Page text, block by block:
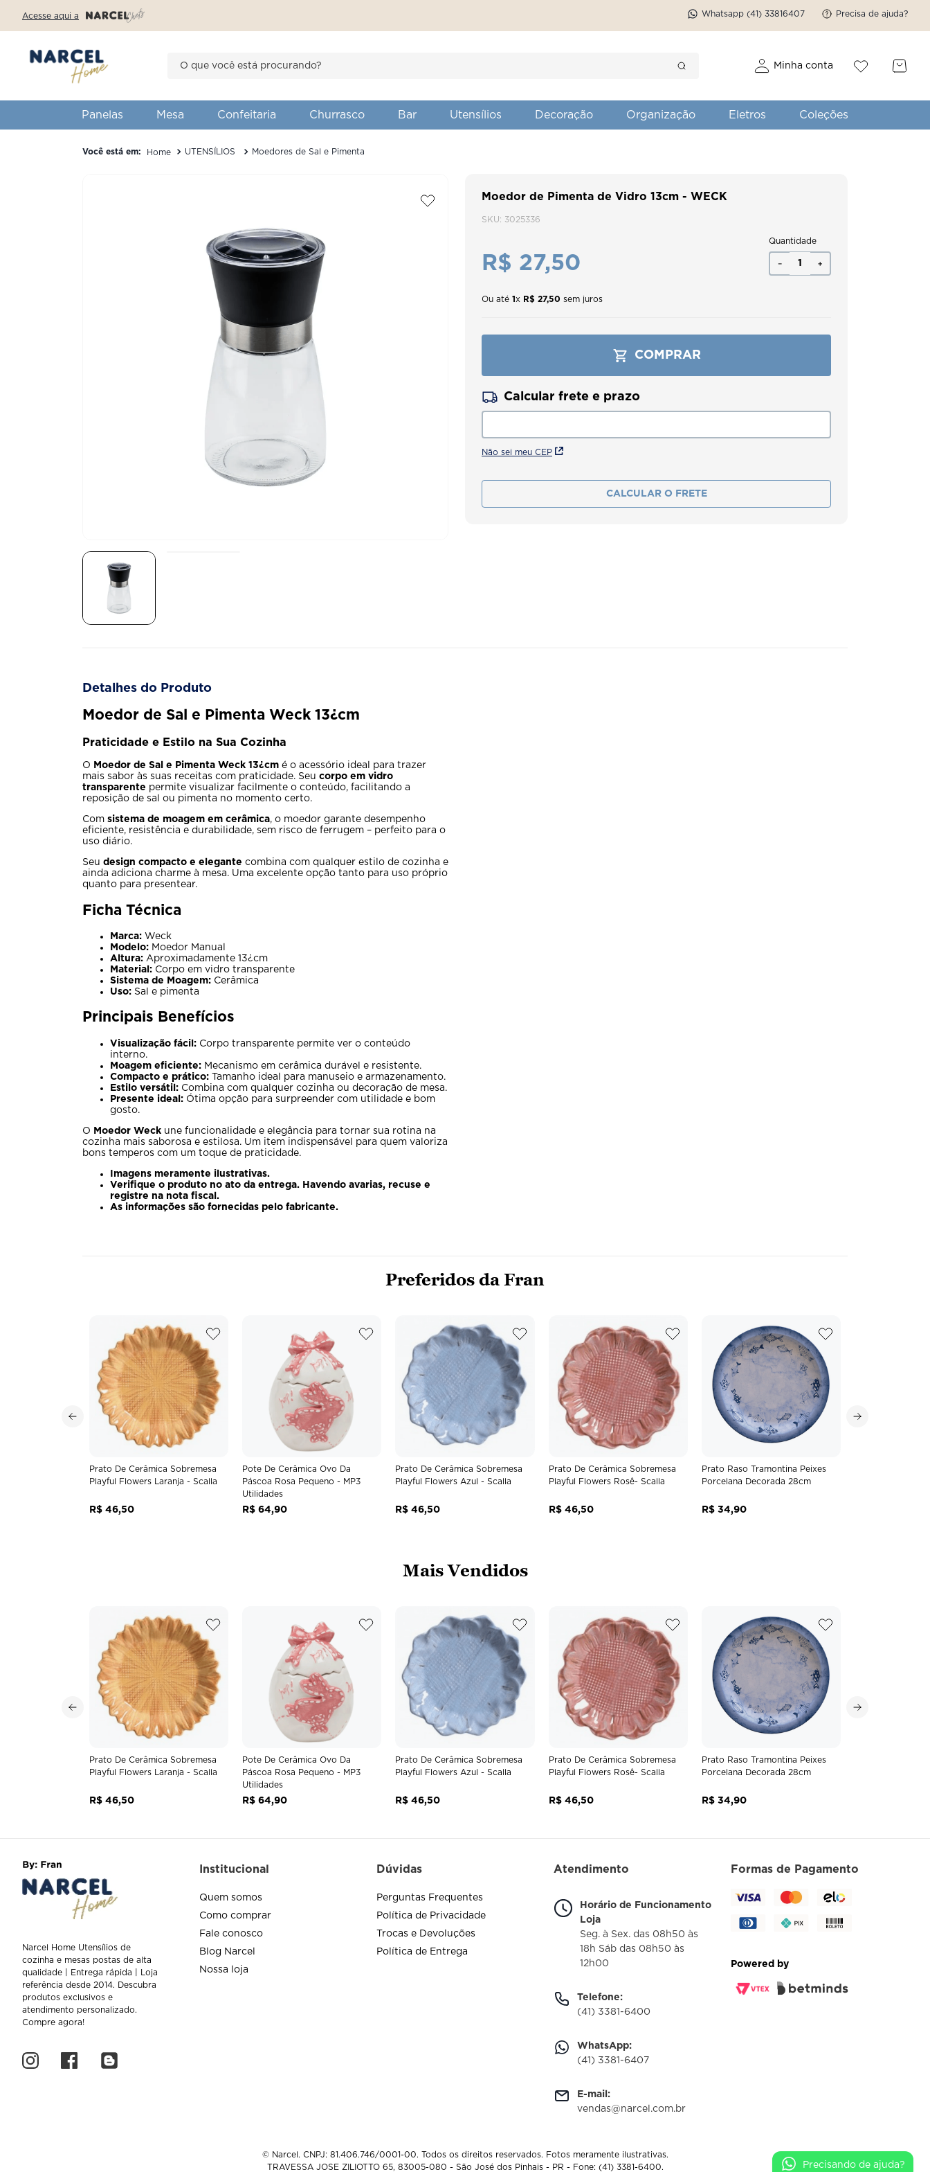
Acesse aqui a Whatsapp (41) 33816407 Precisa de ajuda?
Minha conta
Panelas Mesa Confeitaria Churrasco Bar Utensílios Decoração Organização Eletros Coleções
Precisando de ajuda?
UTENSÍLIOS Moedores de Sal e Pimenta
Moedor de Pimenta de Vidro 13cm - WECK
SKU: 3025336
R$ 27,50
Quantidade
＋
－
Ou até 1x R$ 27,50 sem juros
COMPRAR
Não sei meu CEP
CALCULAR O FRETE
Detalhes do Produto
Moedor de Sal e Pimenta Weck 13¿cm
Praticidade e Estilo na Sua Cozinha
O Moedor de Sal e Pimenta Weck 13¿cm é o acessório ideal para trazer
mais sabor às suas receitas com praticidade. Seu corpo em vidro
transparente permite visualizar facilmente o conteúdo, facilitando a
reposição de sal ou pimenta no momento certo.
Com sistema de moagem em cerâmica, o moedor garante desempenho
eficiente, resistência e durabilidade, sem risco de ferrugem – perfeito para o
uso diário.
Seu design compacto e elegante combina com qualquer estilo de cozinha e
ainda adiciona charme à mesa. Uma excelente opção tanto para uso próprio
quanto para presentear.
Ficha Técnica
Marca: Weck
Modelo: Moedor Manual
Altura: Aproximadamente 13¿cm
Material: Corpo em vidro transparente
Sistema de Moagem: Cerâmica
Uso: Sal e pimenta
Principais Benefícios
Visualização fácil: Corpo transparente permite ver o conteúdo
interno.
Moagem eficiente: Mecanismo em cerâmica durável e resistente.
Compacto e prático: Tamanho ideal para manuseio e armazenamento.
Estilo versátil: Combina com qualquer cozinha ou decoração de mesa.
Presente ideal: Ótima opção para surpreender com utilidade e bom
gosto.
O Moedor Weck une funcionalidade e elegância para tornar sua rotina na
cozinha mais saborosa e estilosa. Um item indispensável para quem valoriza
bons temperos com um toque de praticidade.
Imagens meramente ilustrativas.
Verifique o produto no ato da entrega. Havendo avarias, recuse e
registre na nota fiscal.
As informações são fornecidas pelo fabricante.
Preferidos da Fran
Prato De Cerâmica Sobremesa
Playful Flowers Laranja - Scalla
R$ 46,50
Pote De Cerâmica Ovo Da
Páscoa Rosa Pequeno - MP3
Utilidades
R$ 64,90
Prato De Cerâmica Sobremesa
Playful Flowers Azul - Scalla
R$ 46,50
Prato De Cerâmica Sobremesa
Playful Flowers Rosê- Scalla
R$ 46,50
Prato Raso Tramontina Peixes
Porcelana Decorada 28cm
R$ 34,90
Mais Vendidos
Prato De Cerâmica Sobremesa
Playful Flowers Laranja - Scalla
R$ 46,50
Pote De Cerâmica Ovo Da
Páscoa Rosa Pequeno - MP3
Utilidades
R$ 64,90
Prato De Cerâmica Sobremesa
Playful Flowers Azul - Scalla
R$ 46,50
Prato De Cerâmica Sobremesa
Playful Flowers Rosê- Scalla
R$ 46,50
Prato Raso Tramontina Peixes
Porcelana Decorada 28cm
R$ 34,90
Narcel Home Utensílios de
cozinha e mesas postas de alta
qualidade | Entrega rápida | Loja
referência desde 2014. Descubra
produtos exclusivos e
atendimento personalizado.
Compre agora!
Institucional
Quem somos
Como comprar
Fale conosco
Blog Narcel
Nossa loja
Dúvidas
Perguntas Frequentes
Política de Privacidade
Trocas e Devoluções
Política de Entrega
Atendimento
Horário de Funcionamento
Loja
Seg. à Sex. das 08h50 às
18h Sáb das 08h50 às
12h00
Telefone:
(41) 3381-6400
WhatsApp:
(41) 3381-6407
E-mail:
vendas@narcel.com.br
Formas de Pagamento
Powered by
© Narcel. CNPJ: 81.406.746/0001-00. Todos os direitos reservados. Fotos meramente ilustrativas.
TRAVESSA JOSE ZILIOTTO 65, 83005-080 - São José dos Pinhais - PR - Fone: (41) 3381-6400.
1º
forma
6º
ceramica
7º
prato tramontina 28 cm
fresh garden